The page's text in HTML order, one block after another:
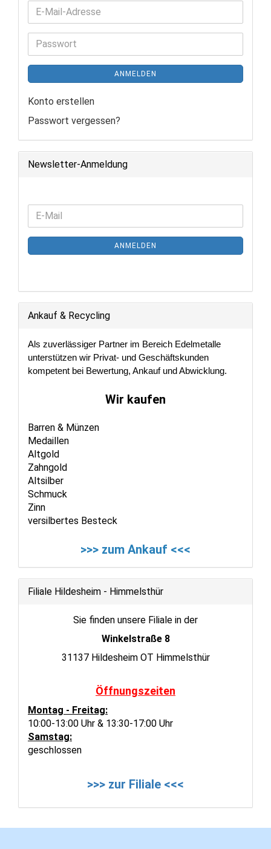
E-
Mail-
Adresse
Passwort
ANMELDEN
Konto erstellen
Passwort vergessen?
Newsletter-Anmeldung
WEITER
NEWSLETTER-
ANMELDUNG
E-
Mail
ANMELDEN
Ankauf & Recycling
Als zuverlässiger Partner im Bereich Edelmetalle
unterstützen wir Privat- und Geschäftskunden
kompetent bei Bewertung, Ankauf und Abwicklung.
Wir kaufen
Barren & Münzen
Medaillen
Altgold
Zahngold
Altsilber
Schmuck
Zinn
versilbertes Besteck
>>> zum Ankauf <<<
Filiale Hildesheim - Himmelsthür
Sie finden unsere Filiale in der
Winkelstraße 8
31137 Hildesheim OT Himmelsthür
Öffnungszeiten
Montag - Freitag:
10:00-13:00 Uhr & 13:30-17:00 Uhr
Samstag:
geschlossen
>>> zur Filiale <<<